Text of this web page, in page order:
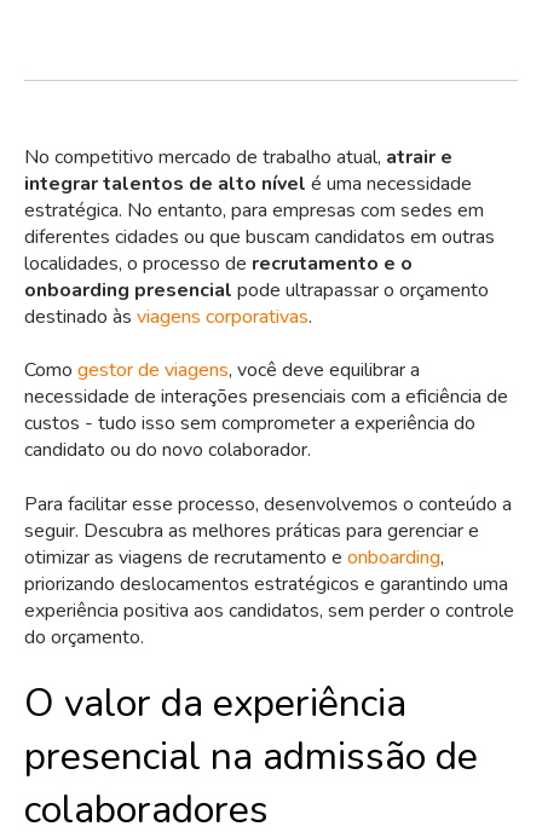
No competitivo mercado de trabalho atual, atrair e
integrar talentos de alto nível é uma necessidade
estratégica. No entanto, para empresas com sedes em
diferentes cidades ou que buscam candidatos em outras
localidades, o processo de recrutamento e o
onboarding presencial pode ultrapassar o orçamento
destinado às viagens corporativas.
Como gestor de viagens, você deve equilibrar a
necessidade de interações presenciais com a eficiência de
custos - tudo isso sem comprometer a experiência do
candidato ou do novo colaborador.
Para facilitar esse processo, desenvolvemos o conteúdo a
seguir. Descubra as melhores práticas para gerenciar e
otimizar as viagens de recrutamento e onboarding,
priorizando deslocamentos estratégicos e garantindo uma
experiência positiva aos candidatos, sem perder o controle
do orçamento.
O valor da experiência
presencial na admissão de
colaboradores